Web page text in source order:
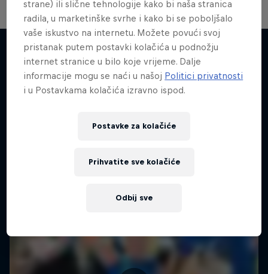
Sličan sadržaj
Crossing Corsica
The GR20 Trail Quest
strane) ili slične tehnologije kako bi naša stranica
radila, u marketinške svrhe i kako bi se poboljšalo
vaše iskustvo na internetu. Možete povući svoj
pristanak putem postavki kolačića u podnožju
internet stranice u bilo koje vrijeme. Dalje
informacije mogu se naći u našoj Politici privatnosti
i u Postavkama kolačića izravno ispod.
Postavke za kolačiće
Odbij sve
Prihvatite sve kolačiće